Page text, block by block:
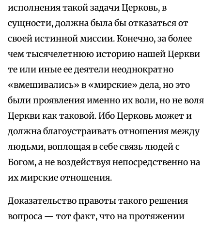
исполнения такой задачи Церковь, в
сущности, должна была бы отказаться от
своей истинной миссии. Конечно, за более
чем тысячелетнюю историю нашей Церкви
те или иные ее деятели неоднократно
«вмешивались» в «мирские» дела, но это
были проявления именно их воли, но не воля
Церкви как таковой. Ибо Церковь может и
должна благоустраивать отношения между
людьми, воплощая в себе связь людей с
Богом, а не воздействуя непосредственно на
их мирские отношения.
Доказательство правоты такого решения
вопроса — тот факт, что на протяжении